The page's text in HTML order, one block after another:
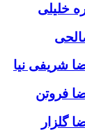
خلیلی
شریفی نیا
فروتن
گلزار